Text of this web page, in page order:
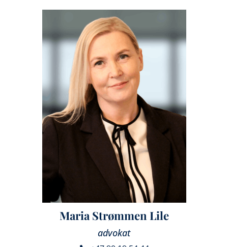
Maria Strømmen Lile
advokat